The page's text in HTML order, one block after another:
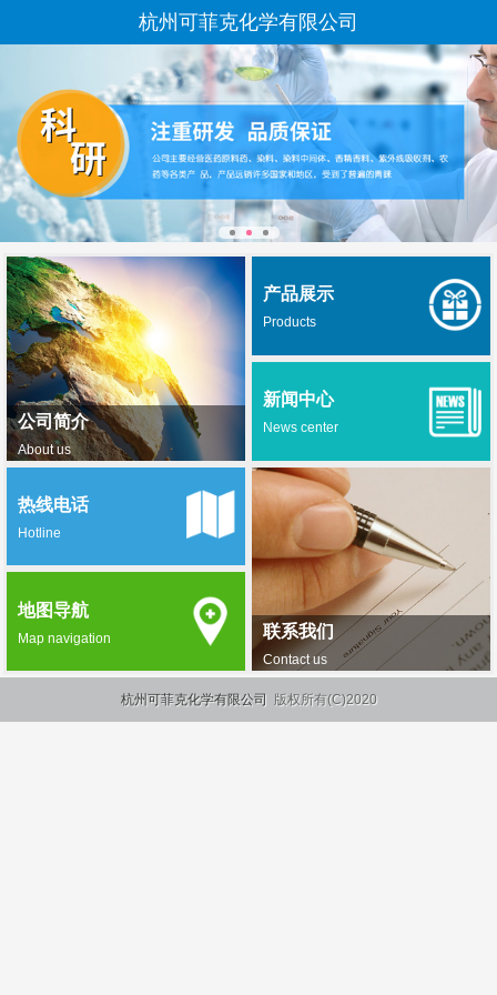
杭州可菲克化学有限公司
公司简介
About us
产品展示
Products
新闻中心
News center
联系我们
Contact us
热线电话
Hotline
地图导航
Map navigation
杭州可菲克化学有限公司 版权所有(C)2020